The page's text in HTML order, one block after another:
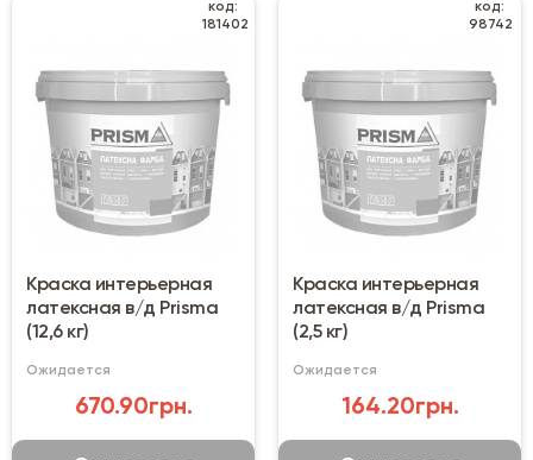
код:
181402
Краска интерьерная
латексная в/д Prisma
(12,6 кг)
Ожидается
670.90грн.
код:
98742
Краска интерьерная
латексная в/д Prisma
(2,5 кг)
Ожидается
164.20грн.